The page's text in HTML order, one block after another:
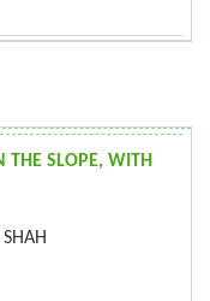
THE SLOPE, WITH